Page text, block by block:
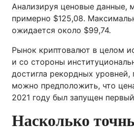
Анализируя ценовые данные,
примерно $125,08.
ожидается около $99,74.
Рынок криптовалют в целом
и со стороны
достигла рекордных
можно предположить, что
2021 году был запущен
Насколько